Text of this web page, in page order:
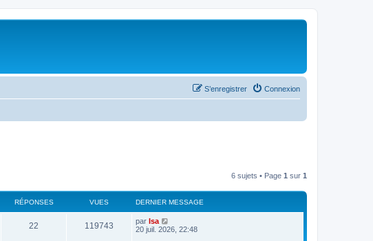
Connexion
S’enregistrer
6 sujets • Page 1 sur 1
RÉPONSES VUES DERNIER MESSAGE
22 119743 par Isa
20 juil. 2026, 22:48